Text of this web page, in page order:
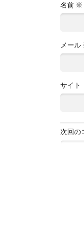
名前 ※
メール
サイト
次回の